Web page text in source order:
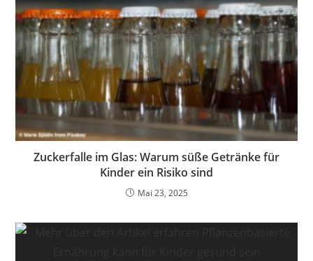
Zuckerfalle im Glas: Warum süße Getränke für
Kinder ein Risiko sind
Mai 23, 2025